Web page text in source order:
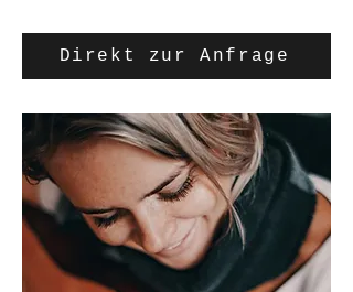
Direkt zur Anfrage